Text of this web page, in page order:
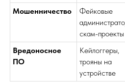
Мошенничество
Фейковые
скам-проекты
Вредоносное
ПО
Кейлоггеры,
трояны на
устройстве